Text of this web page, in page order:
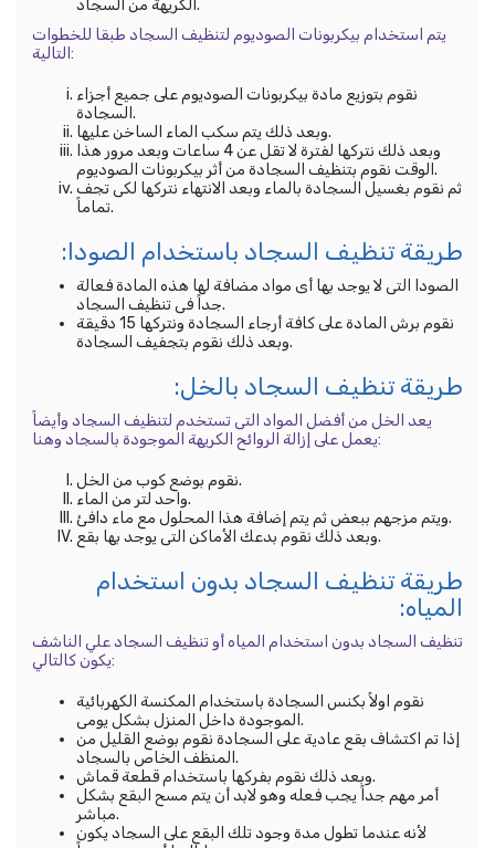
الكريهة من السجاد.
يتم استخدام بيكربونات الصوديوم لتنظيف السجاد طبقا للخطوات
التالية:
نقوم بتوزيع مادة بيكربونات الصوديوم على جميع أجزاء
السجادة.
وبعد ذلك يتم سكب الماء الساخن عليها.
وبعد ذلك نتركها لفترة لا تقل عن 4 ساعات وبعد مرور هذا
الوقت نقوم بتنظيف السجادة من أثر بيكربونات الصوديوم.
ثم نقوم بغسيل السجادة بالماء وبعد الانتهاء نتركها لكى تجف
تماماً.
طريقة تنظيف السجاد باستخدام الصودا:
الصودا التى لا يوجد بها أى مواد مضافة لها هذه المادة فعالة
جداً فى تنظيف السجاد.
نقوم برش المادة على كافة أرجاء السجادة ونتركها 15 دقيقة
وبعد ذلك نقوم بتجفيف السجادة.
طريقة تنظيف السجاد بالخل:
يعد الخل من أفضل المواد التى تستخدم لتنظيف السجاد وأيضاً
يعمل على إزالة الروائح الكريهة الموجودة بالسجاد وهنا:
نقوم بوضع كوب من الخل.
واحد لتر من الماء.
ويتم مزجهم ببعض ثم يتم إضافة هذا المحلول مع ماء دافئ.
وبعد ذلك نقوم بدعك الأماكن التى يوجد بها بقع.
طريقة تنظيف السجاد بدون استخدام
المياه:
تنظيف السجاد بدون استخدام المياه أو تنظيف السجاد علي الناشف
يكون كالتالي:
نقوم اولاً بكنس السجادة باستخدام المكنسة الكهربائية
الموجودة داخل المنزل بشكل يومى.
إذا تم اكتشاف بقع عادية على السجادة نقوم بوضع القليل من
المنظف الخاص بالسجاد.
وبعد ذلك نقوم بفركها باستخدام قطعة قماش.
أمر مهم جداً يجب فعله وهو لابد أن يتم مسح البقع بشكل
مباشر.
لأنه عندما تطول مدة وجود تلك البقع على السجاد يكون